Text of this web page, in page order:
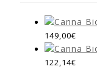
149,00€
122,14€